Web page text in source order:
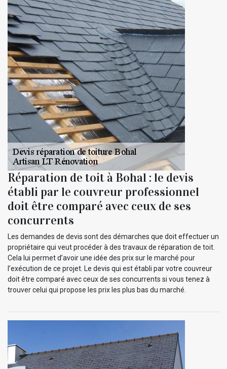
Réparation de toit à Bohal : le devis
établi par le couvreur professionnel
doit être comparé avec ceux de ses
concurrents
Les demandes de devis sont des démarches que doit effectuer un
propriétaire qui veut procéder à des travaux de réparation de toit.
Cela lui permet d’avoir une idée des prix sur le marché pour
l’exécution de ce projet. Le devis qui est établi par votre couvreur
doit être comparé avec ceux de ses concurrents si vous tenez à
trouver celui qui propose les prix les plus bas du marché.